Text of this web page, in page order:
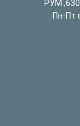
РУМ.,
Пн-Пт